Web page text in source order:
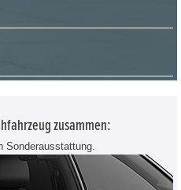
zusammen:
Sonderausstattung.